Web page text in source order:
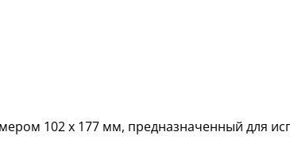
102 х 177 мм, предназначенный для